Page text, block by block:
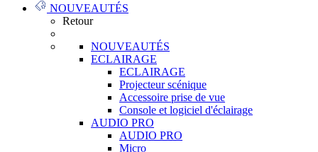
NOUVEAUTÉS
Retour
NOUVEAUTÉS
ECLAIRAGE
ECLAIRAGE
Projecteur scénique
Accessoire prise de vue
Console et logiciel d'éclairage
AUDIO PRO
AUDIO PRO
Micro